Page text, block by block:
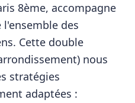
8ème, accompagne
l'ensemble des
Cette double
nous
stratégies
adaptées :